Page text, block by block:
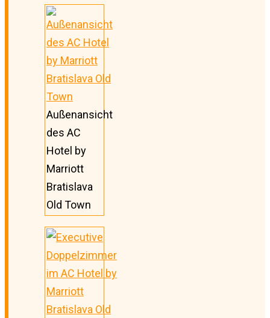
Außenansicht
des AC
Hotel by
Marriott
Bratislava
Old Town